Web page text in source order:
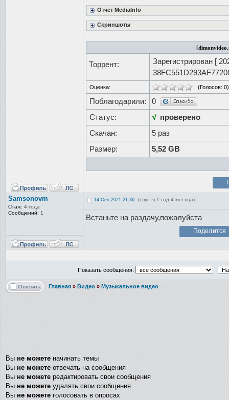
Отчёт MediaInfo
Скриншоты
Торрент: Зарегистрирован [
Оценка: (Голосов: 0)
Поблагодарили:
0
Статус:
√ проверено
Скачан:
5 раз
Размер:
5,52 GB
Samsonovm
Стаж: 4 года
Сообщений: 1
14-Сен-2021 21:36 (спустя 1 год 4 месяца)
Встаньте на раздачу,пожалуйста
Поделится
Показать сообщения:
Главная » Видео » Музыкальное видео
Вы не можете начинать темы
Вы не можете отвечать на сообщения
Вы не можете редактировать свои сообщения
Вы не можете удалять свои сообщения
Вы не можете голосовать в опросах